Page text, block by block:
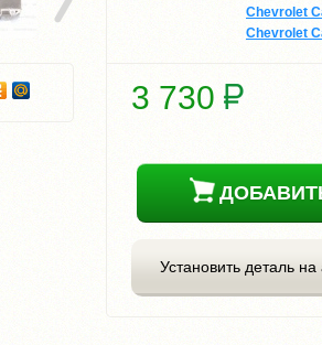
Chevrolet
Chevrolet
3 730
Установить деталь на